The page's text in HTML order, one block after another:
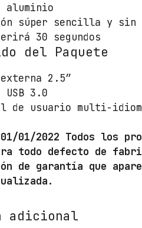
súper sencilla y
30 segundos
del Paquete
2.5″
3.0
de usuario multi-
01/2022 Todos los
todo defecto de
de garantía que
adicional